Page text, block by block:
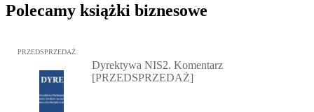
Polecamy książki biznesowe
Przejdź do: Dyrektywa NIS2. Komentarz [PRZEDSPRZEDAŻ],
PRZEDSPRZEDAŻ
Dyrektywa NIS2. Komentarz
[PRZEDSPRZEDAŻ]